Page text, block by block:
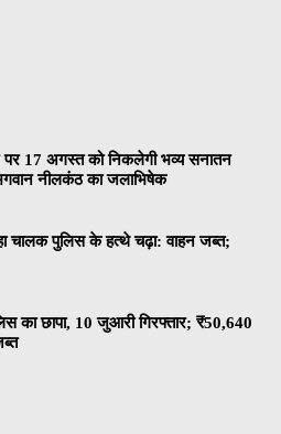
17 अगस्त को निकलेगी भव्य सनातन
नीलकंठ का जलाभिषेक
चालक पुलिस के हत्थे चढ़ा: वाहन जब्त;
छापा, 10 जुआरी गिरफ्तार; ₹50,640